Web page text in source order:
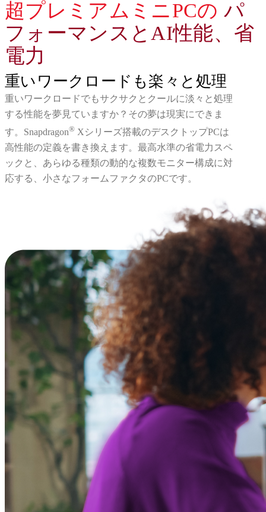
超プレミアムミニPCのパ
フォーマンスとAI性能、省
電力
重いワークロードも楽々と処理
重いワークロードでもサクサクとクールに淡々と処理
する性能を夢見ていますか？その夢は現実にできま
す。Snapdragon® Xシリーズ搭載のデスクトップPCは
高性能の定義を書き換えます。最高水準の省電力スペ
ックと、あらゆる種類の動的な複数モニター構成に対
応する、小さなフォームファクタのPCです。